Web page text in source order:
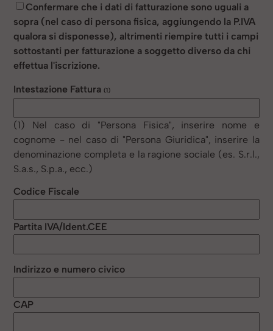
Confermare che i dati di fatturazione sono uguali a
sopra (nel caso di persona fisica, aggiungendo la P.IVA
qualora si disponesse), altrimenti riempire tutti i campi
sottostanti per fatturazione a soggetto diverso da chi
effettua l'iscrizione.
Intestazione Fattura(1)
(1) Nel caso di "Persona Fisica", inserire nome e
cognome - nel caso di "Persona Giuridica", inserire la
denominazione completa e la ragione sociale (es. S.r.l.,
S.a.s., S.p.a., ecc.)
Codice Fiscale
Partita IVA/Ident.CEE
Indirizzo e numero civico
CAP